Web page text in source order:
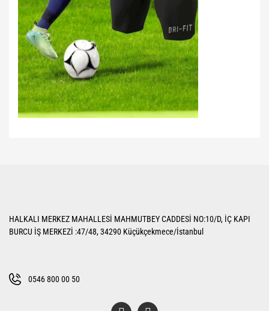
Ürün açıklamasında eksik bilgiler bulunuyor.
Bu ürüne benzer farklı alternatifler olmalı.
HALKALI MERKEZ MAHALLESİ MAHMUTBEY CADDESİ NO:10/D, İÇ KAPI
BURCU İŞ MERKEZİ :47/48, 34290 Küçükçekmece/İstanbul
0546 800 00 50